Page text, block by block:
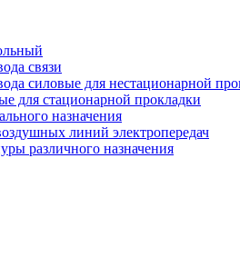
связи
силовые для нестационарной
для стационарной прокладки
назначения
линий электропередач
различного назначения